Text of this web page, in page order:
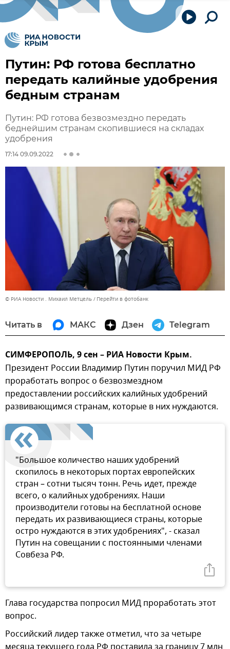
Путин: РФ готова бесплатно
передать калийные удобрения
бедным странам
Путин: РФ готова безвозмездно передать
беднейшим странам скопившиеся на складах
удобрения
17:14 09.09.2022
© РИА Новости . Михаил Метцель Перейти в фотобанк
Читать в МАКС Дзен Telegram
СИМФЕРОПОЛЬ, 9 сен – РИА Новости Крым.
Президент России Владимир Путин поручил МИД РФ
проработать вопрос о безвозмездном
предоставлении российских калийных удобрений
развивающимся странам, которые в них нуждаются.
"Большое количество наших удобрений
скопилось в некоторых портах европейских
стран – сотни тысяч тонн. Речь идет, прежде
всего, о калийных удобрениях. Наши
производители готовы на бесплатной основе
передать их развивающиеся страны, которые
остро нуждаются в этих удобрениях", - сказал
Путин на совещании с постоянными членами
Совбеза РФ.
Глава государства попросил МИД проработать этот
вопрос.
Российский лидер также отметил, что за четыре